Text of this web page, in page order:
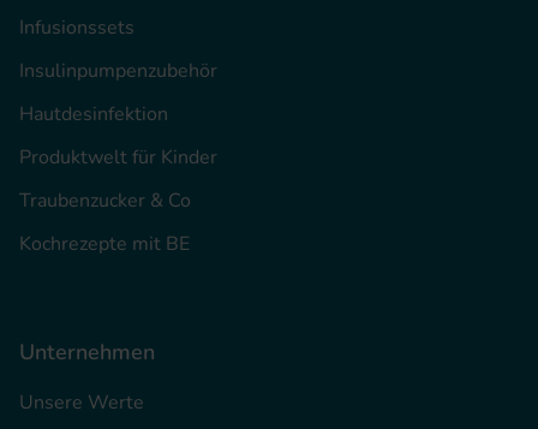
Infusionssets
Insulinpumpenzubehör
Hautdesinfektion
Produktwelt für Kinder
Traubenzucker & Co
Kochrezepte mit BE
Unternehmen
Unsere Werte